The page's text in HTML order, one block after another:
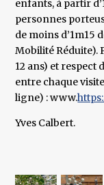
enfants, à partir
personnes
de moins d’1m15
Mobilité Réduite).
12 ans) et
entre chaque
ligne) : www.
Yves Calbert.